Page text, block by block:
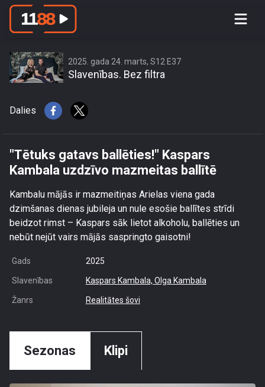
\"Tētuks gatavs ballēties!\" Kaspars
2025. gada 24. marts, S12 E37
Slavenības. Bez filtra
Dalies
"Tētuks gatavs ballēties!" Kaspars
Kambala uzdzīvo mazmeitas ballītē
Kambalu mājās ir mazmeitiņas Arielas viena gada
dzimšanas dienas jubileja un nule esošie ballītes strīdi
beidzot rimst – Kaspars sāk lietot alkoholu, ballēties un
nebūt nejūt vairs mājās saspringto gaisotni!
Gads 2025
Slavenības Kaspars Kambala, Olga Kambala
Žanrs Realitātes šovi
Sezonas Klipi